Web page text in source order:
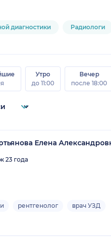
диагностики Радиологи
Утро
до 11:00
Вечер
после 18:00
Елена
23 года
рентгенолог врач УЗД